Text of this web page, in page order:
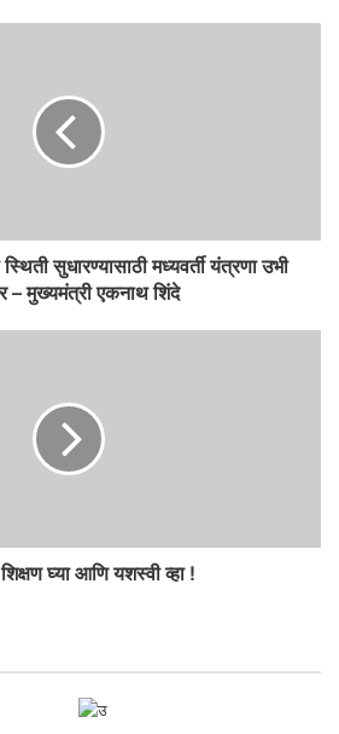
सुधारण्यासाठी मध्यवर्ती यंत्रणा उभी
– मुख्यमंत्री एकनाथ शिंदे
घ्या आणि यशस्वी व्हा !